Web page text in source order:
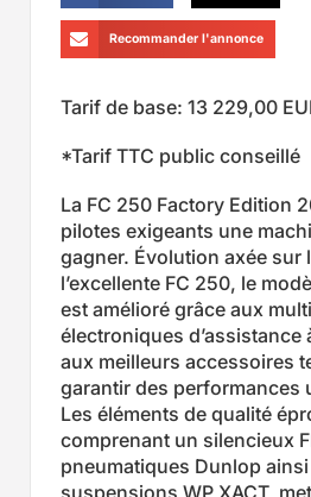
Recommander l'annonce
Tarif de base: 13 229,00
*Tarif TTC public conseillé
La FC 250 Factory Edition
pilotes exigeants une
gagner. Évolution axée sur
l’excellente FC 250, le
est amélioré grâce aux
électroniques d’assistance
aux meilleurs accessoires
garantir des performances
Les éléments de qualité
comprenant un silencieux
pneumatiques Dunlop